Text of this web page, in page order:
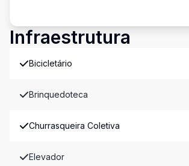
Infraestrutura
Bicicletário
Brinquedoteca
Churrasqueira Coletiva
Elevador